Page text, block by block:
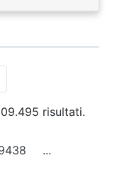
risultati.
Pagina
...Pagine